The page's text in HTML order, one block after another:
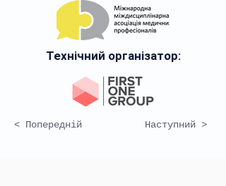
Технічний організатор:
< Попередній Наступний >